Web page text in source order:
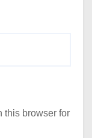
this browser for